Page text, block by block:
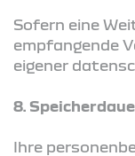
Sofern eine
empfangende
eigener
8.
Ihre